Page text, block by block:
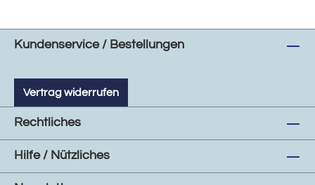
Kundenservice / Bestellungen
Vertrag widerrufen
Rechtliches
Hilfe / Nützliches